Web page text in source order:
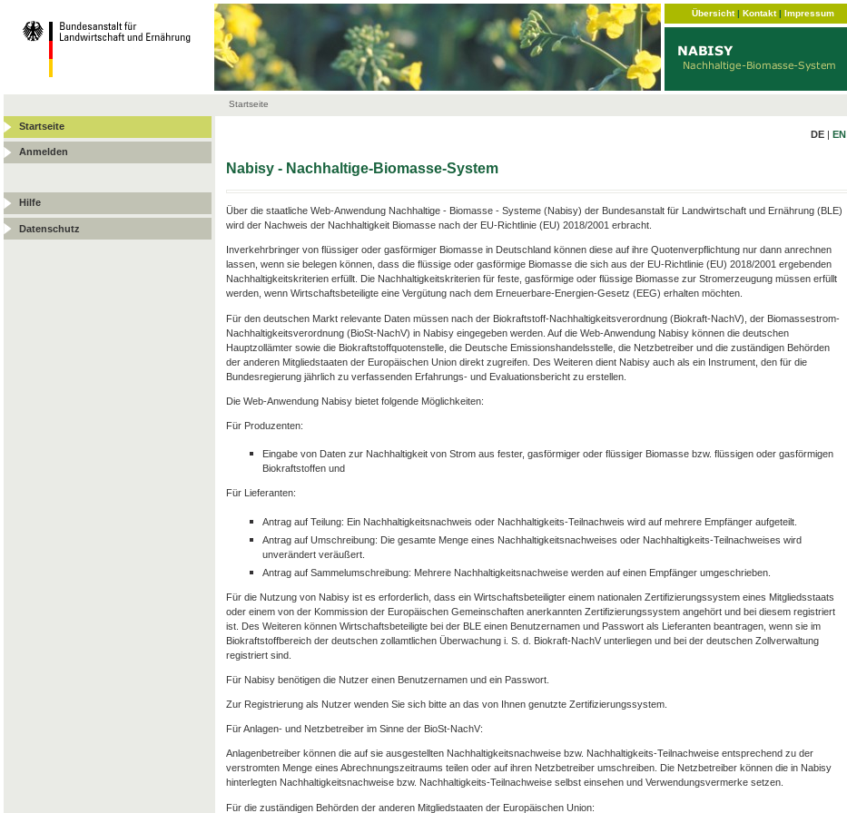
Übersicht| Kontakt| Impressum
Startseite
Startseite
Anmelden
Hilfe
Datenschutz
DE |EN
Nabisy - Nachhaltige-Biomasse-System
Über die staatliche Web-Anwendung Nachhaltige - Biomasse - Systeme (Nabisy) der Bundesanstalt für Landwirtschaft und Ernährung (BLE)
wird der Nachweis der Nachhaltigkeit Biomasse nach der EU-Richtlinie (EU) 2018/2001 erbracht.
Inverkehrbringer von flüssiger oder gasförmiger Biomasse in Deutschland können diese auf ihre Quotenverpflichtung nur dann anrechnen
lassen, wenn sie belegen können, dass die flüssige oder gasförmige Biomasse die sich aus der EU-Richtlinie (EU) 2018/2001 ergebenden
Nachhaltigkeitskriterien erfüllt. Die Nachhaltigkeitskriterien für feste, gasförmige oder flüssige Biomasse zur Stromerzeugung müssen erfüllt
werden, wenn Wirtschaftsbeteiligte eine Vergütung nach dem Erneuerbare-Energien-Gesetz (EEG) erhalten möchten.
Für den deutschen Markt relevante Daten müssen nach der Biokraftstoff-Nachhaltigkeitsverordnung (Biokraft-NachV), der Biomassestrom-
Nachhaltigkeitsverordnung (BioSt-NachV) in Nabisy eingegeben werden. Auf die Web-Anwendung Nabisy können die deutschen
Hauptzollämter sowie die Biokraftstoffquotenstelle, die Deutsche Emissionshandelsstelle, die Netzbetreiber und die zuständigen Behörden
der anderen Mitgliedstaaten der Europäischen Union direkt zugreifen. Des Weiteren dient Nabisy auch als ein Instrument, den für die
Bundesregierung jährlich zu verfassenden Erfahrungs- und Evaluationsbericht zu erstellen.
Die Web-Anwendung Nabisy bietet folgende Möglichkeiten:
Für Produzenten:
Eingabe von Daten zur Nachhaltigkeit von Strom aus fester, gasförmiger oder flüssiger Biomasse bzw. flüssigen oder gasförmigen
Biokraftstoffen und
Für Lieferanten:
Antrag auf Teilung: Ein Nachhaltigkeitsnachweis oder Nachhaltigkeits-Teilnachweis wird auf mehrere Empfänger aufgeteilt.
Antrag auf Umschreibung: Die gesamte Menge eines Nachhaltigkeitsnachweises oder Nachhaltigkeits-Teilnachweises wird
unverändert veräußert.
Antrag auf Sammelumschreibung: Mehrere Nachhaltigkeitsnachweise werden auf einen Empfänger umgeschrieben.
Für die Nutzung von Nabisy ist es erforderlich, dass ein Wirtschaftsbeteiligter einem nationalen Zertifizierungssystem eines Mitgliedsstaats
oder einem von der Kommission der Europäischen Gemeinschaften anerkannten Zertifizierungssystem angehört und bei diesem registriert
ist. Des Weiteren können Wirtschaftsbeteiligte bei der BLE einen Benutzernamen und Passwort als Lieferanten beantragen, wenn sie im
Biokraftstoffbereich der deutschen zollamtlichen Überwachung i. S. d. Biokraft-NachV unterliegen und bei der deutschen Zollverwaltung
registriert sind.
Für Nabisy benötigen die Nutzer einen Benutzernamen und ein Passwort.
Zur Registrierung als Nutzer wenden Sie sich bitte an das von Ihnen genutzte Zertifizierungssystem.
Für Anlagen- und Netzbetreiber im Sinne der BioSt-NachV:
Anlagenbetreiber können die auf sie ausgestellten Nachhaltigkeitsnachweise bzw. Nachhaltigkeits-Teilnachweise entsprechend zu der
verstromten Menge eines Abrechnungszeitraums teilen oder auf ihren Netzbetreiber umschreiben. Die Netzbetreiber können die in Nabisy
hinterlegten Nachhaltigkeitsnachweise bzw. Nachhaltigkeits-Teilnachweise selbst einsehen und Verwendungsvermerke setzen.
Für die zuständigen Behörden der anderen Mitgliedstaaten der Europäischen Union: